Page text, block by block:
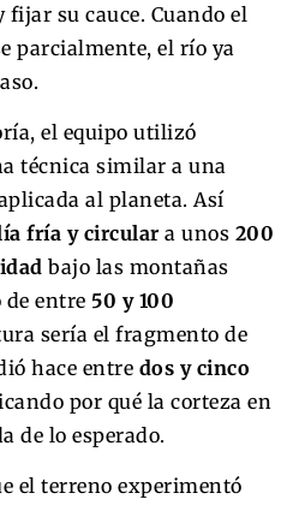
su cauce. Cuando el
parcialmente, el río ya
el equipo utilizó
técnica similar a una
al planeta. Así
fría y circulara unos 200
bajo las montañas
entre 50 y 100
sería el fragmento de
hace entre dos y cinco
por qué la corteza en
de lo esperado.
el terreno experimentó